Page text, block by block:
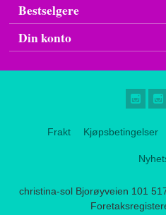
Bestselgere
Din konto
Frakt Kjøpsbetingelser
christina-sol Bjorøyveien 101